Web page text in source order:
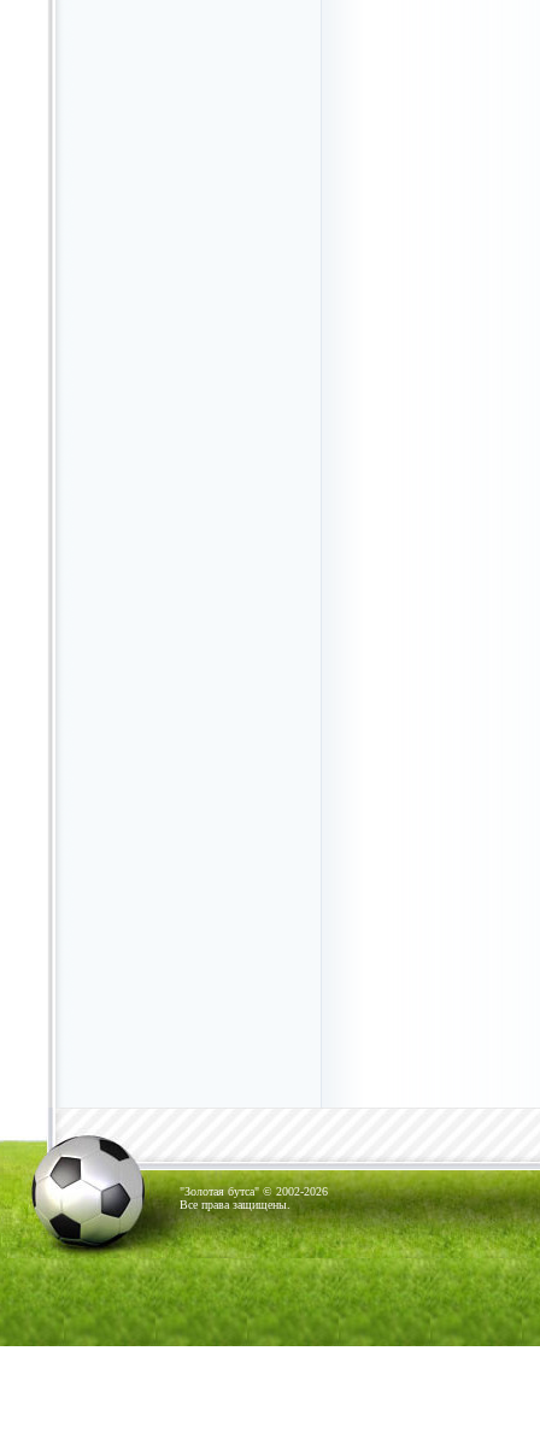
"Золотая бутса" © 2002-2026
Все права защищены.